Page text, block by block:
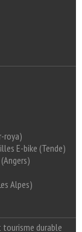
roya)
E-bike (Tende)
Alpes)
durable